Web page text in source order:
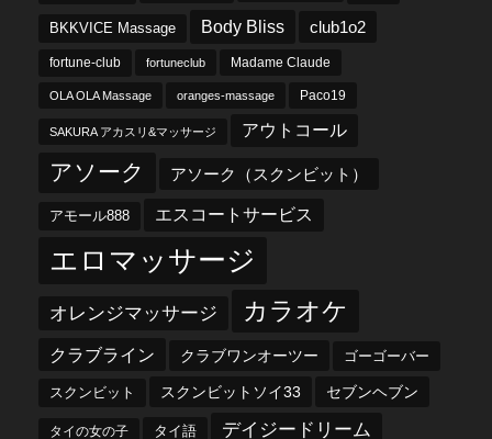
BKKVICE Massage Body Bliss club1o2
fortune-club fortuneclub Madame Claude
OLA OLA Massage oranges-massage Paco19
SAKURA アカスリ&マッサージ アウトコール
アソーク アソーク（スクンビット）
アモール888 エスコートサービス
エロマッサージ
オレンジマッサージ カラオケ
クラブライン クラブワンオーツー ゴーゴーバー
スクンビット スクンビットソイ33 セブンヘブン
タイの女の子 タイ語 デイジードリーム